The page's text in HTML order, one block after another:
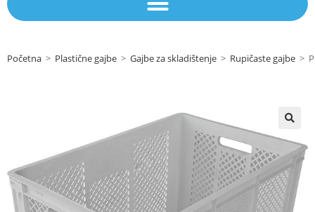
Početna > Plastične gajbe > Gajbe za skladištenje > Rupičaste gajbe >